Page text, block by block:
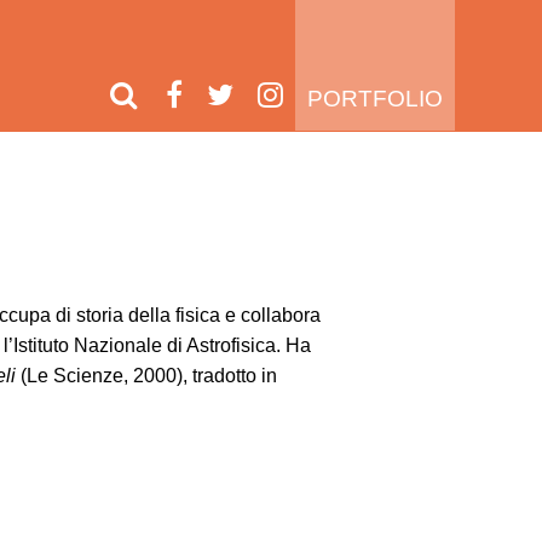
PORTFOLIO
di storia della fisica e collabora
Nazionale di Astrofisica. Ha
(Le Scienze, 2000), tradotto in